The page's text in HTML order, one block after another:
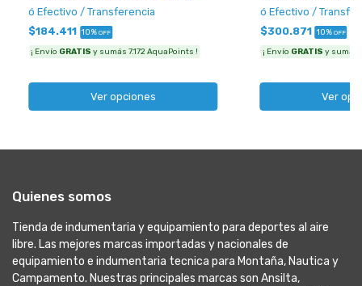
ó Efectivo / Transferencia
$184.411 10% OFF
¡ Envío GRATIS y sumás 7.172 AquaPoints !
Ver opciones
ó Efectivo /
$300.871 10% OFF
¡ Envío GRATIS y sumás
Ver
Quienes somos
Tienda de indumentaria y equipamiento para deportes al aire
libre. Las mejores marcas importadas y nacionales de
equipamiento e indumentaria tecnica para Montaña, Nautica y
Campamento. Nuestras principales marcas son Ansilta,